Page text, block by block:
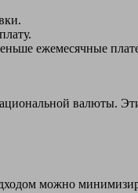
ежемесячные
валюты.
можно